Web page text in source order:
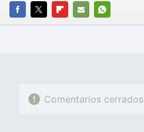
FACEBOOK
TWITTERFLIPBOARD
E-
WHATSAPP
Comentarios cerrados